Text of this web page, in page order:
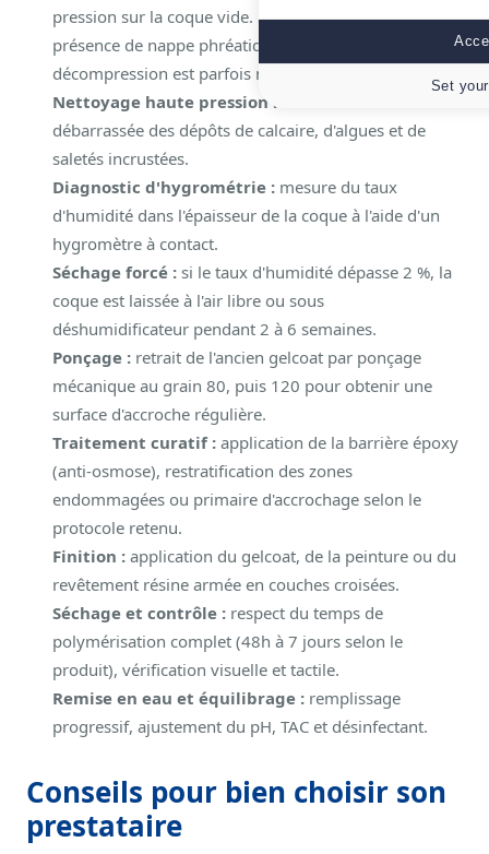
pression sur la coque vide. Sur terrain argileux ou en
présence de nappe phréatique, un puits de
décompression est parfois nécessaire.
Nettoyage haute pression :
débarrassée des dépôts de calcaire, d'algues et de
saletés incrustées.
Diagnostic d'hygrométrie : mesure du taux
d'humidité dans l'épaisseur de la coque à l'aide d'un
hygromètre à contact.
Séchage forcé : si le taux d'humidité dépasse 2 %, la
coque est laissée à l'air libre ou sous
déshumidificateur pendant 2 à 6 semaines.
Ponçage : retrait de l'ancien gelcoat par ponçage
mécanique au grain 80, puis 120 pour obtenir une
surface d'accroche régulière.
Traitement curatif : application de la barrière époxy
(anti-osmose), restratification des zones
endommagées ou primaire d'accrochage selon le
protocole retenu.
Finition : application du gelcoat, de la peinture ou du
revêtement résine armée en couches croisées.
Séchage et contrôle : respect du temps de
polymérisation complet (48h à 7 jours selon le
produit), vérification visuelle et tactile.
Remise en eau et équilibrage : remplissage
progressif, ajustement du pH, TAC et désinfectant.
Conseils pour bien choisir son
prestataire
Set